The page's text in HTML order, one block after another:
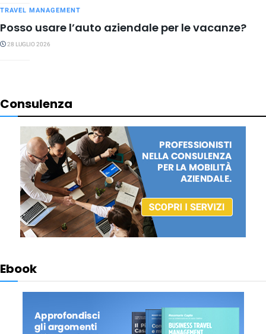
TRAVEL MANAGEMENT
Posso usare l’auto aziendale per le vacanze?
28 LUGLIO 2026
Consulenza
Ebook